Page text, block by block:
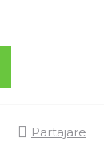
Partajare